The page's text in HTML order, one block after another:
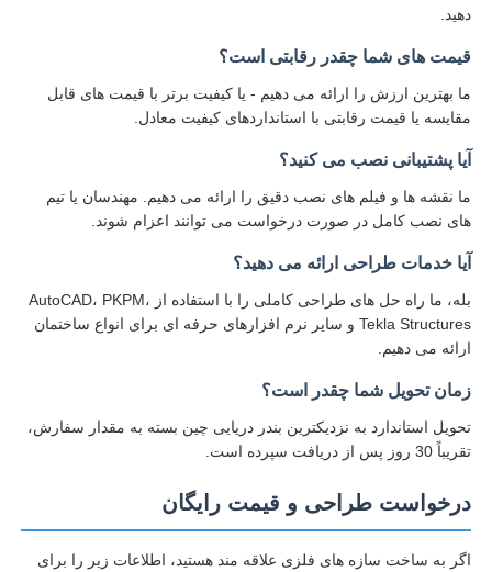
دهید.
قیمت های شما چقدر رقابتی است؟
ما بهترین ارزش را ارائه می دهیم - یا کیفیت برتر با قیمت های قابل
مقایسه یا قیمت رقابتی با استانداردهای کیفیت معادل.
آیا پشتیبانی نصب می کنید؟
ما نقشه ها و فیلم های نصب دقیق را ارائه می دهیم. مهندسان یا تیم
های نصب کامل در صورت درخواست می توانند اعزام شوند.
آیا خدمات طراحی ارائه می دهید؟
بله، ما راه حل های طراحی کاملی را با استفاده از AutoCAD، PKPM،
Tekla Structures و سایر نرم افزارهای حرفه ای برای انواع ساختمان
ارائه می دهیم.
زمان تحویل شما چقدر است؟
تحویل استاندارد به نزدیکترین بندر دریایی چین بسته به مقدار سفارش،
تقریباً 30 روز پس از دریافت سپرده است.
درخواست طراحی و قیمت رایگان
اگر به ساخت سازه های فلزی علاقه مند هستید، اطلاعات زیر را برای